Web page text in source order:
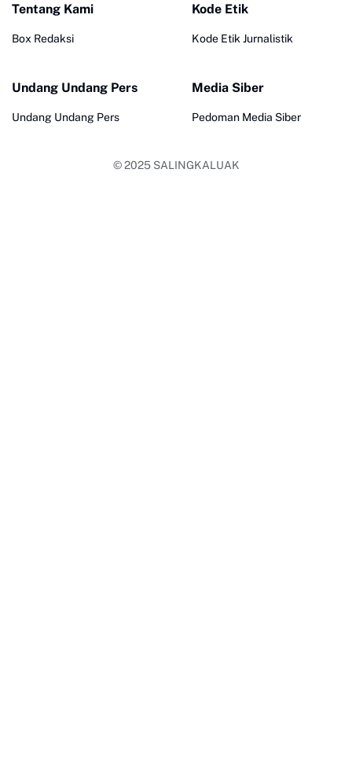
Tentang Kami
Box Redaksi
Kode Etik
Kode Etik Jurnalistik
Undang Undang Pers
Undang Undang Pers
Media Siber
Pedoman Media Siber
© 2025 SALINGKALUAK